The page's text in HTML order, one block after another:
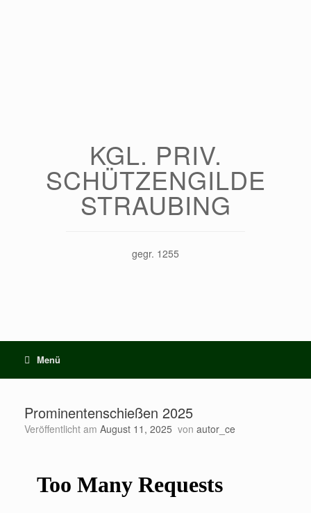
KGL. PRIV.
SCHÜTZENGILDE
STRAUBING
gegr. 1255
Menü
Prominentenschießen 2025
Veröffentlicht am August 11, 2025 von autor_ce